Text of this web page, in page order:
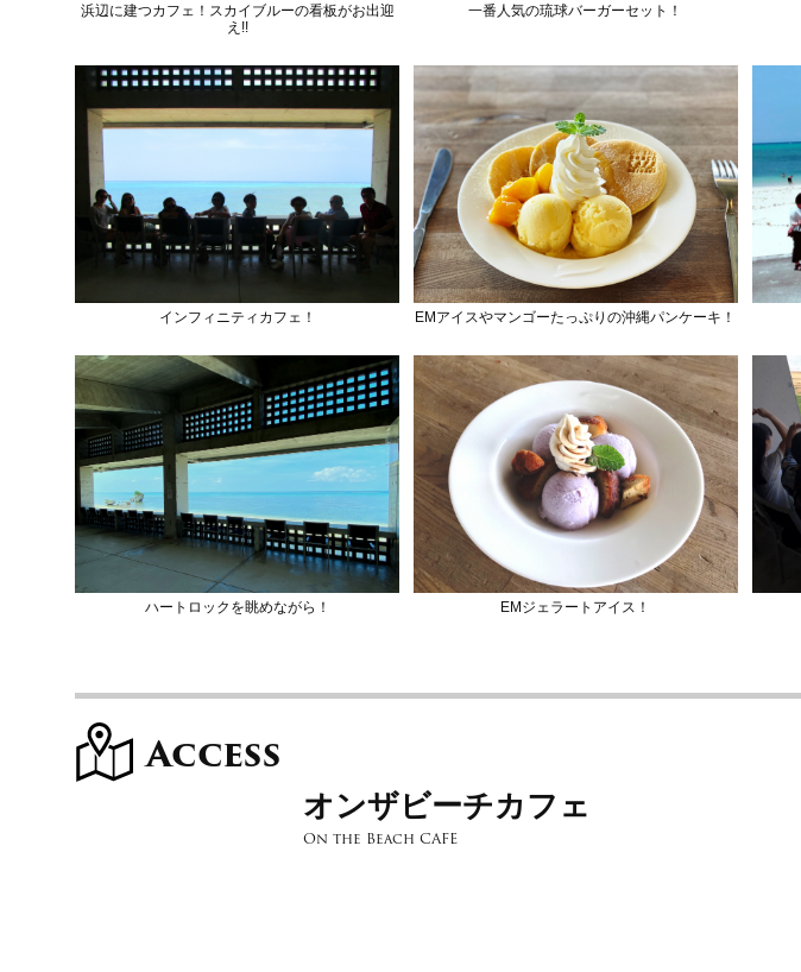
浜辺に建つカフェ！スカイブルーの看板がお出迎
え!!
一番人気の琉球バーガーセット！
インフィニティカフェ！ EMアイスやマンゴーたっぷりの沖縄パンケーキ！
ハートロックを眺めながら！ EMジェラートアイス！
Access
オンザビーチカフェ
On the Beach CAFE